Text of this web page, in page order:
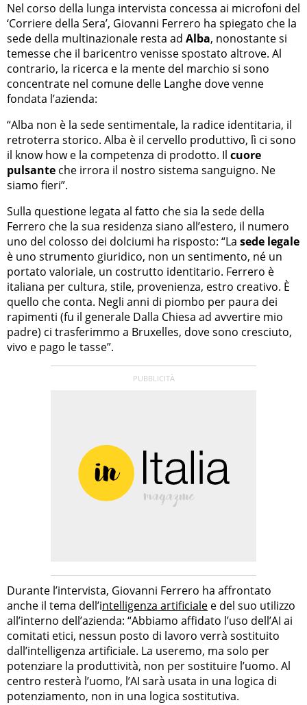
Nel corso della lunga intervista concessa ai microfoni del
‘Corriere della Sera’, Giovanni Ferrero ha spiegato che la
sede della multinazionale resta ad Alba, nonostante si
temesse che il baricentro venisse spostato altrove. Al
contrario, la ricerca e la mente del marchio si sono
concentrate nel comune delle Langhe dove venne
fondata l’azienda:
“Alba non è la sede sentimentale, la radice identitaria, il
retroterra storico. Alba è il cervello produttivo, lì ci sono
il know how e la competenza di prodotto. Il cuore
pulsante che irrora il nostro sistema sanguigno. Ne
siamo fieri”.
Sulla questione legata al fatto che sia la sede della
Ferrero che la sua residenza siano all’estero, il numero
uno del colosso dei dolciumi ha risposto: “La sede legale
è uno strumento giuridico, non un sentimento, né un
portato valoriale, un costrutto identitario. Ferrero è
italiana per cultura, stile, provenienza, estro creativo. È
quello che conta. Negli anni di piombo per paura dei
rapimenti (fu il generale Dalla Chiesa ad avvertire mio
padre) ci trasferimmo a Bruxelles, dove sono cresciuto,
vivo e pago le tasse”.
Durante l’intervista, Giovanni Ferrero ha affrontato
anche il tema dell’intelligenza artificiale e del suo utilizzo
all’interno dell’azienda: “Abbiamo affidato l’uso dell’AI ai
comitati etici, nessun posto di lavoro verrà sostituito
dall’intelligenza artificiale. La useremo, ma solo per
potenziare la produttività, non per sostituire l’uomo. Al
centro resterà l’uomo, l’AI sarà usata in una logica di
potenziamento, non in una logica sostitutiva.